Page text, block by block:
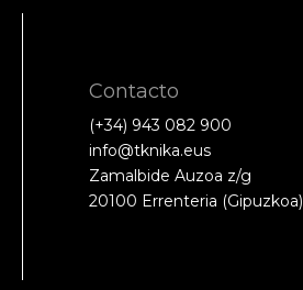
Contacto
(+34) 943 082 900
info@tknika.eus
Zamalbide Auzoa z/g
20100 Errenteria (Gipuzkoa)